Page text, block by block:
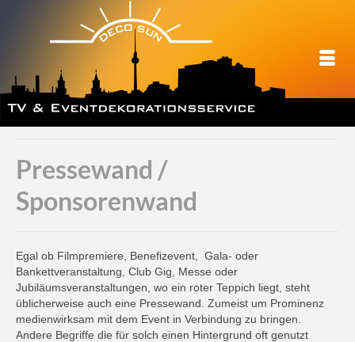
Pressewand /
Sponsorenwand
Egal ob Filmpremiere, Benefizevent, Gala- oder
Bankettveranstaltung, Club Gig, Messe oder
Jubiläumsveranstaltungen, wo ein roter Teppich liegt, steht
üblicherweise auch eine Pressewand. Zumeist um Prominenz
medienwirksam mit dem Event in Verbindung zu bringen.
Andere Begriffe die für solch einen Hintergrund oft genutzt